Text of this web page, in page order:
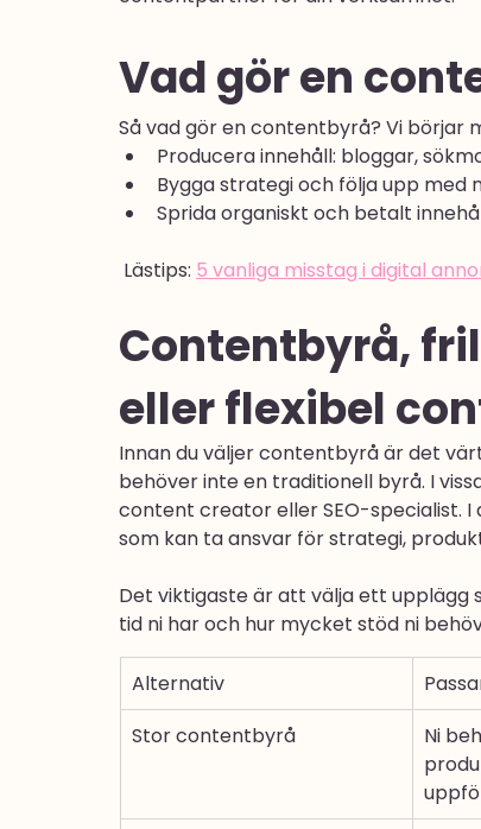
Vad gör en
Så vad gör en contentbyrå? Vi börjar
Producera innehåll: bloggar,
Bygga strategi och följa upp med
Sprida organiskt och betalt
Lästips: 5 vanliga misstag i digital
Contentbyrå,
eller flexibel
Innan du väljer contentbyrå är det
behöver inte en traditionell byrå. I
content creator eller SEO-specialist.
som kan ta ansvar för strategi,
Det viktigaste är att välja ett
tid ni har och hur mycket stöd ni
Alternativ
Stor contentbyrå
Ni